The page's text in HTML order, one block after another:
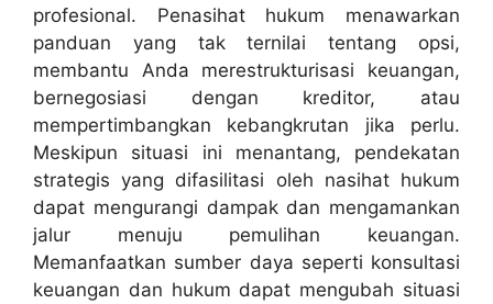
profesional. Penasihat hukum menawarkan
panduan yang tak ternilai tentang opsi,
membantu Anda merestrukturisasi keuangan,
bernegosiasi dengan kreditor, atau
mempertimbangkan kebangkrutan jika perlu.
Meskipun situasi ini menantang, pendekatan
strategis yang difasilitasi oleh nasihat hukum
dapat mengurangi dampak dan mengamankan
jalur menuju pemulihan keuangan.
Memanfaatkan sumber daya seperti konsultasi
keuangan dan hukum dapat mengubah situasi